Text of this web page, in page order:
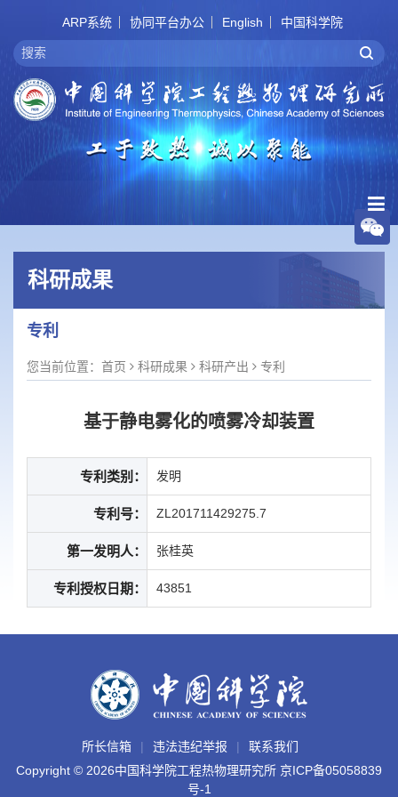
ARP系统 协同平台办公 English 中国科学院
科研成果
专利
您当前位置： 首页 科研成果 科研产出 专利
基于静电雾化的喷雾冷却装置
专利类别： 发明
专利号： ZL201711429275.7
第一发明人： 张桂英
专利授权日期： 43851
所长信箱 违法违纪举报
联系我们
Copyright © 2026中国科学院工程热物理研究所 京ICP备05058839
号-1